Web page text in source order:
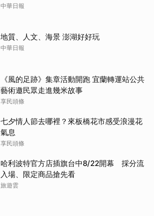
中華日報
地質、人文、海景 澎湖好好玩
中華日報
《風的足跡》集章活動開跑 宜蘭轉運站公共
藝術邀民眾走進幾米故事
享民頭條
七夕情人節去哪裡？來板橋花市感受浪漫花
氣息
享民頭條
哈利波特官方店插旗台中8/22開幕 採分流
入場、限定商品搶先看
旅遊雲